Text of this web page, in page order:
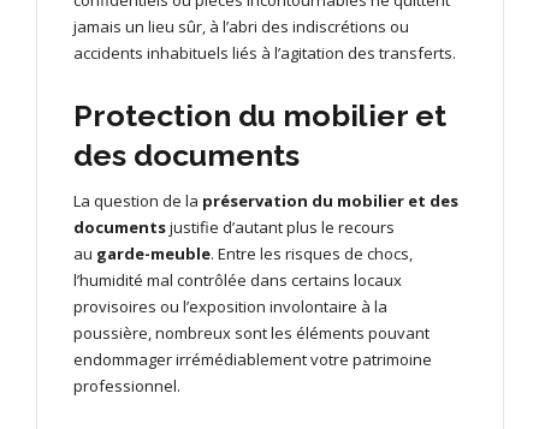
jamais un lieu sûr, à l’abri des indiscrétions ou
accidents inhabituels liés à l’agitation des transferts.
Protection du mobilier et
des documents
La question de la préservation du mobilier et des
documentsjustifie d’autant plus le recours
au garde-meuble. Entre les risques de chocs,
l’humidité mal contrôlée dans certains locaux
provisoires ou l’exposition involontaire à la
poussière, nombreux sont les éléments pouvant
endommager irrémédiablement votre patrimoine
professionnel.